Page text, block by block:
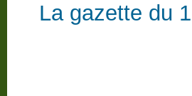
La gazette du